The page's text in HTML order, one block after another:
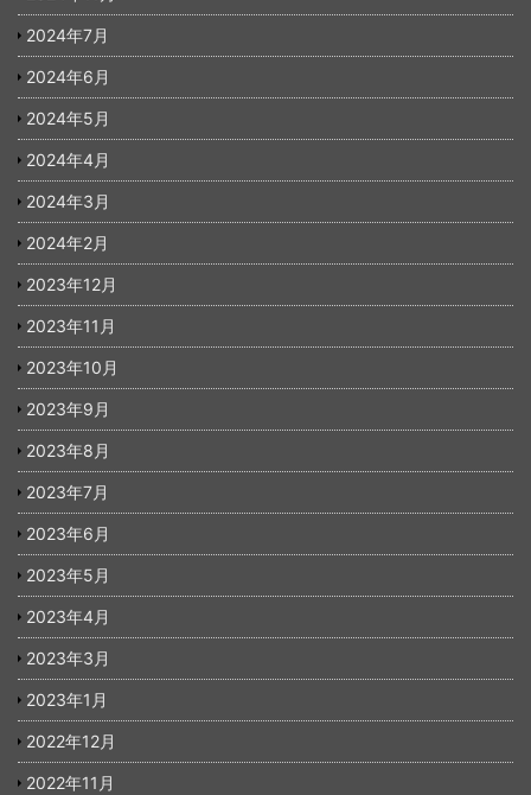
2024年7月
2024年6月
2024年5月
2024年4月
2024年3月
2024年2月
2023年12月
2023年11月
2023年10月
2023年9月
2023年8月
2023年7月
2023年6月
2023年5月
2023年4月
2023年3月
2023年1月
2022年12月
2022年11月